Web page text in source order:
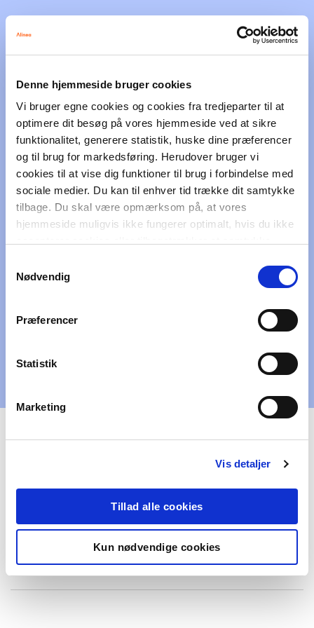
Denne hjemmeside bruger cookies
Vi bruger egne cookies og cookies fra tredjeparter til at
optimere dit besøg på vores hjemmeside ved at sikre
funktionalitet, generere statistik, huske dine præferencer
og til brug for markedsføring. Herudover bruger vi
cookies til at vise dig funktioner til brug i forbindelse med
sociale medier. Du kan til enhver tid trække dit samtykke
tilbage. Du skal være opmærksom på, at vores
hjemmeside muligvis ikke fungerer optimalt, hvis du ikke
Nødvendig
Præferencer
Statistik
Marketing
Vis detaljer
Tillad alle cookies
Kun nødvendige cookies
Lyt til podcasten